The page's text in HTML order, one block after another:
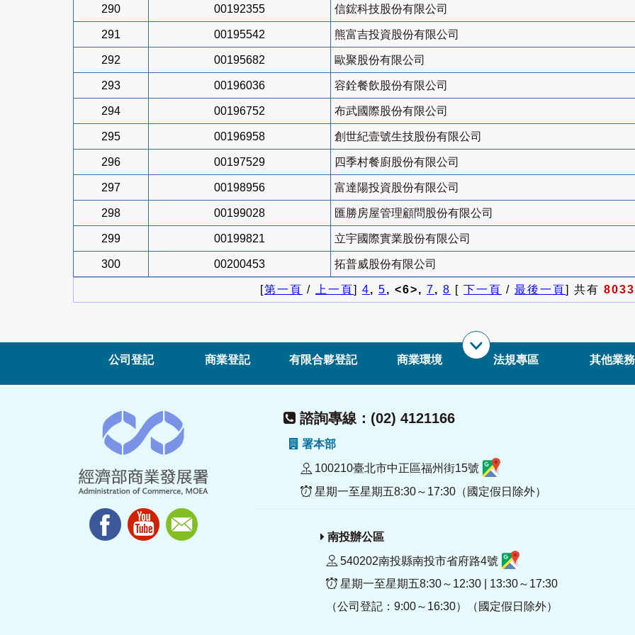
290 00192355 信鋐科技股份有限公司
291 00195542 熊富吉投資股份有限公司
292 00195682 歐聚股份有限公司
293 00196036 容銓餐飲股份有限公司
294 00196752 布武國際股份有限公司
295 00196958 創世紀壹號生技股份有限公司
296 00197529 四季村餐廚股份有限公司
297 00198956 富達陽投資股份有限公司
298 00199028 匯勝房屋管理顧問股份有限公司
299 00199821 立宇國際實業股份有限公司
300 00200453 拓普威股份有限公司
[第一頁 / 上一頁] 4, 5, <6>, 7, 8 [ 下一頁 / 最後一頁] 共有 8033
公司登記 商業登記 有限合夥登記 商業環境 法規專區 其他業務
諮詢專線：(02) 4121166
署本部
100210臺北市中正區福州街15號
星期一至星期五8:30～17:30（國定假日除外）
南投辦公區
540202南投縣南投市省府路4號
星期一至星期五8:30～12:30 | 13:30～17:30
（公司登記：9:00～16:30）（國定假日除外）